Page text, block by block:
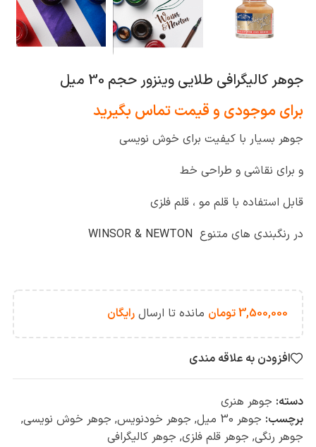
جوهر کالیگرافی طلایی وینزور حجم 30 میل
برای موجودی و قیمت تماس بگیرید
جوهر بسیار با کیفیت برای خوش نویسی
و برای نقاشی و طراحی خط
قابل استفاده با قلم مو ، قلم فلزی
در رنگبندی های متنوع WINSOR & NEWTON
3,500,000تومان مانده تا ارسال رایگان
افزودن به علاقه مندی
دسته: جوهر هنری
برچسب: جوهر 30 میل , جوهر خودنویس, جوهر خوش نویسی,
جوهر رنگی, جوهر قلم فلزی, جوهر کالیگرافی